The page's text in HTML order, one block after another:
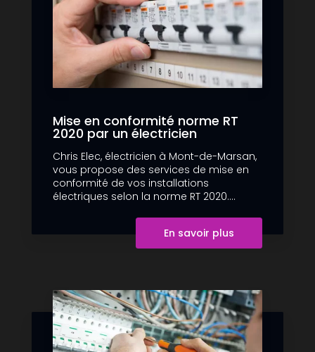
Mise en conformité norme RT
2020 par un électricien
Chris Elec, électricien à Mont-de-Marsan,
vous propose des services de mise en
conformité de vos installations
électriques selon la norme RT 2020....
En savoir plus